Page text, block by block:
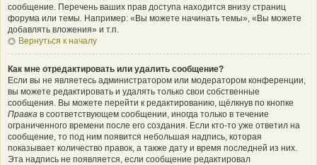
сообщение. Перечень ваших прав доступа находится внизу страниц
форума или темы. Например: «Вы можете начинать темы», «Вы можете
добавлять вложения» и т.п.
Вернуться к началу
Как мне отредактировать или удалить сообщение?
Если вы не являетесь администратором или модератором конференции,
вы можете редактировать и удалять только свои собственные
сообщения. Вы можете перейти к редактированию, щёлкнув по кнопке
Правка в соответствующем сообщении, иногда только в течение
ограниченного времени после его создания. Если кто-то уже ответил на
сообщение, то под ним появится небольшая надпись, которая
показывает количество правок, а также дату и время последней из них.
Эта надпись не появляется, если сообщение редактировал